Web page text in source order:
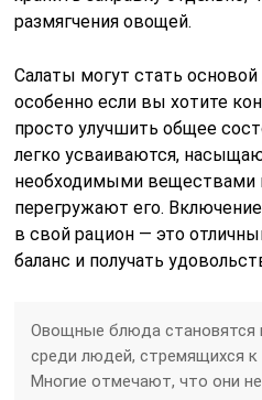
размягчения овощей.
Салаты могут стать основой
особенно если вы хотите
просто улучшить общее
легко усваиваются,
необходимыми веществами
перегружают его.
в свой рацион — это
баланс и получать
Овощные блюда становятся
среди людей, стремящихся
Многие отмечают, что они